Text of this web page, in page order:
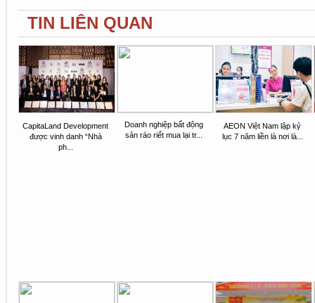
TIN LIÊN QUAN
CapitaLand Development
được vinh danh “Nhà
ph...
Doanh nghiệp bất động
sản ráo riết mua lại tr...
AEON Việt Nam lập kỷ
lục 7 năm liền là nơi là...